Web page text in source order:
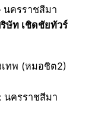
นครราชสีมา
ษัท เชิดชัยทัวร์
เทพ (หมอชิต2)
: นครราชสีมา